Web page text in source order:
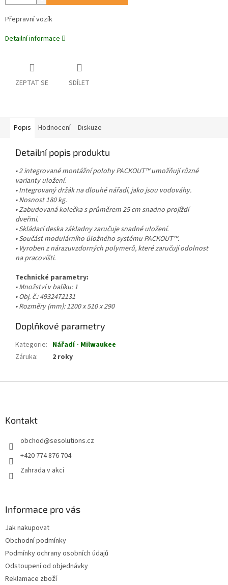
Přepravní vozík
Detailní informace
ZEPTAT SE SDÍLET
Popis Hodnocení Diskuze
Detailní popis produktu
• 2 integrované montážní polohy PACKOUT™ umožňují různé
varianty uložení.
• Integrovaný držák na dlouhé nářadí, jako jsou vodováhy.
• Nosnost 180 kg.
• Zabudovaná kolečka s průměrem 25 cm snadno projíždí
dveřmi.
• Skládací deska základny zaručuje snadné uložení.
• Součást modulárního úložného systému PACKOUT™.
• Vyroben z nárazuvzdorných polymerů, které zaručují odolnost
na pracovišti.
Technické parametry:
• Množství v balíku: 1
• Obj. č.: 4932472131
• Rozměry (mm): 1200 x 510 x 290
Doplňkové parametry
Kategorie: Nářadí - Milwaukee
Záruka: 2 roky
Kontakt
obchod@sesolutions.cz
+420 774 876 704
Zahrada v akci
Informace pro vás
Jak nakupovat
Obchodní podmínky
Podmínky ochrany osobních údajů
Odstoupení od objednávky
Reklamace zboží